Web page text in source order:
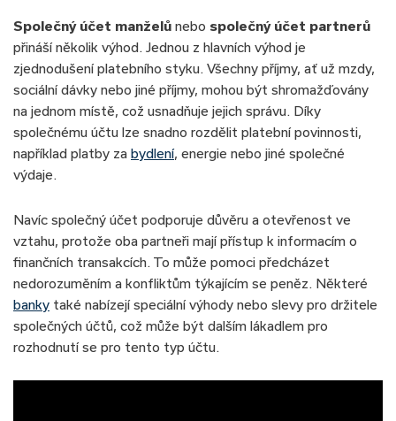
Společný účet manželů nebo společný účet partnerů
přináší několik výhod. Jednou z hlavních výhod je
zjednodušení platebního styku. Všechny příjmy, ať už mzdy,
sociální dávky nebo jiné příjmy, mohou být shromažďovány
na jednom místě, což usnadňuje jejich správu. Díky
společnému účtu lze snadno rozdělit platební povinnosti,
například platby za bydlení, energie nebo jiné společné
výdaje.
Navíc společný účet podporuje důvěru a otevřenost ve
vztahu, protože oba partneři mají přístup k informacím o
finančních transakcích. To může pomoci předcházet
nedorozuměním a konfliktům týkajícím se peněz. Některé
banky také nabízejí speciální výhody nebo slevy pro držitele
společných účtů, což může být dalším lákadlem pro
rozhodnutí se pro tento typ účtu.